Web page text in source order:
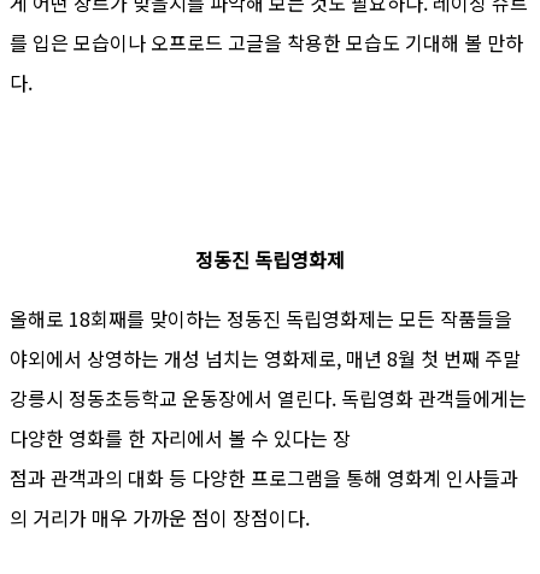
를 입은 모습이나 오프로드 고글을 착용한 모습도 기대해 볼 만하
다.
정동진 독립영화제
올해로 18회째를 맞이하는 정동진 독립영화제는 모든 작품들을
야외에서 상영하는 개성 넘치는 영화제로, 매년 8월 첫 번째 주말
강릉시 정동초등학교 운동장에서 열린다. 독립영화 관객들에게는
다양한 영화를 한 자리에서 볼 수 있다는 장
점과 관객과의 대화 등 다양한 프로그램을 통해 영화계 인사들과
의 거리가 매우 가까운 점이 장점이다.